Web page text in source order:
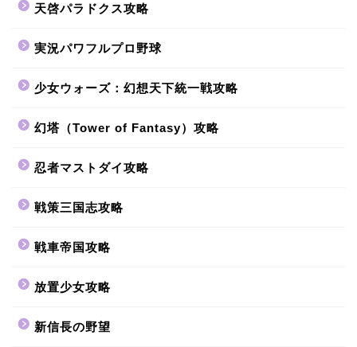
天啓パラドクス攻略
実況パワフルプロ野球
少女ウォーズ：幻想天下統一戦攻略
幻塔（Tower of Fantasy）攻略
忍者マストダイ攻略
戦策三国志攻略
戦車帝国攻略
放置少女攻略
新信長の野望